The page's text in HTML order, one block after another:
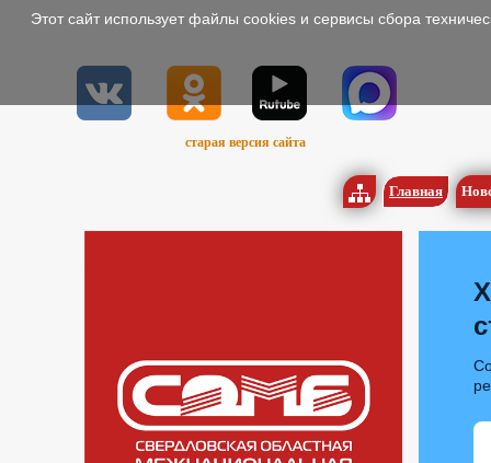
старая версия сайта
Главная
Этот сайт использует файлы cookies и сервисы сбора